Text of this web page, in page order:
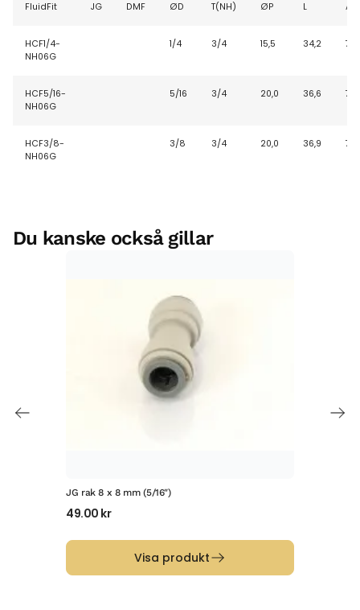
FluidFit JG DMF ØD T(NH) ØP L A
HCF1/4-
NH06G
1/4 3/4 15,5 34,2 7
HCF5/16-
NH06G
5/16 3/4 20,0 36,6 7
HCF3/8-
NH06G
3/8 3/4 20,0 36,9 7
Du kanske också gillar
JG rak 8 x 8 mm (5/16″)
49.00 kr
Visa produkt